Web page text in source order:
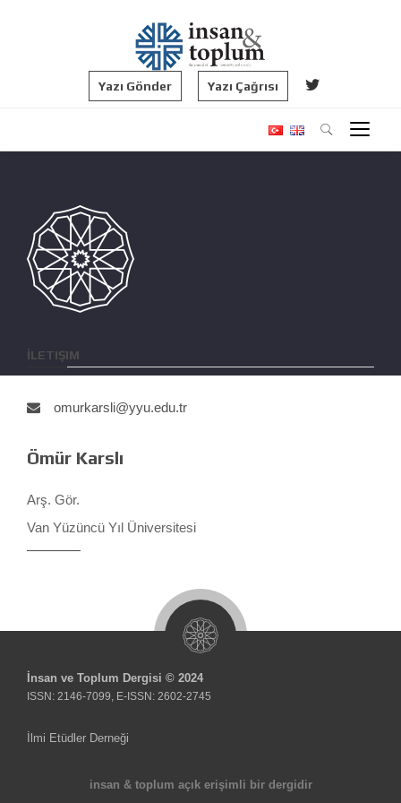
Yazı Gönder Yazı Çağrısı
İLETIŞIM
omurkarsli@yyu.edu.tr
Ömür Karslı
Arş. Gör.
Van Yüzüncü Yıl Üniversitesi
İnsan ve Toplum Dergisi © 2024
ISSN: 2146-7099, E-ISSN: 2602-2745
İlmi Etüdler Derneği
insan & toplum açık erişimli bir dergidir